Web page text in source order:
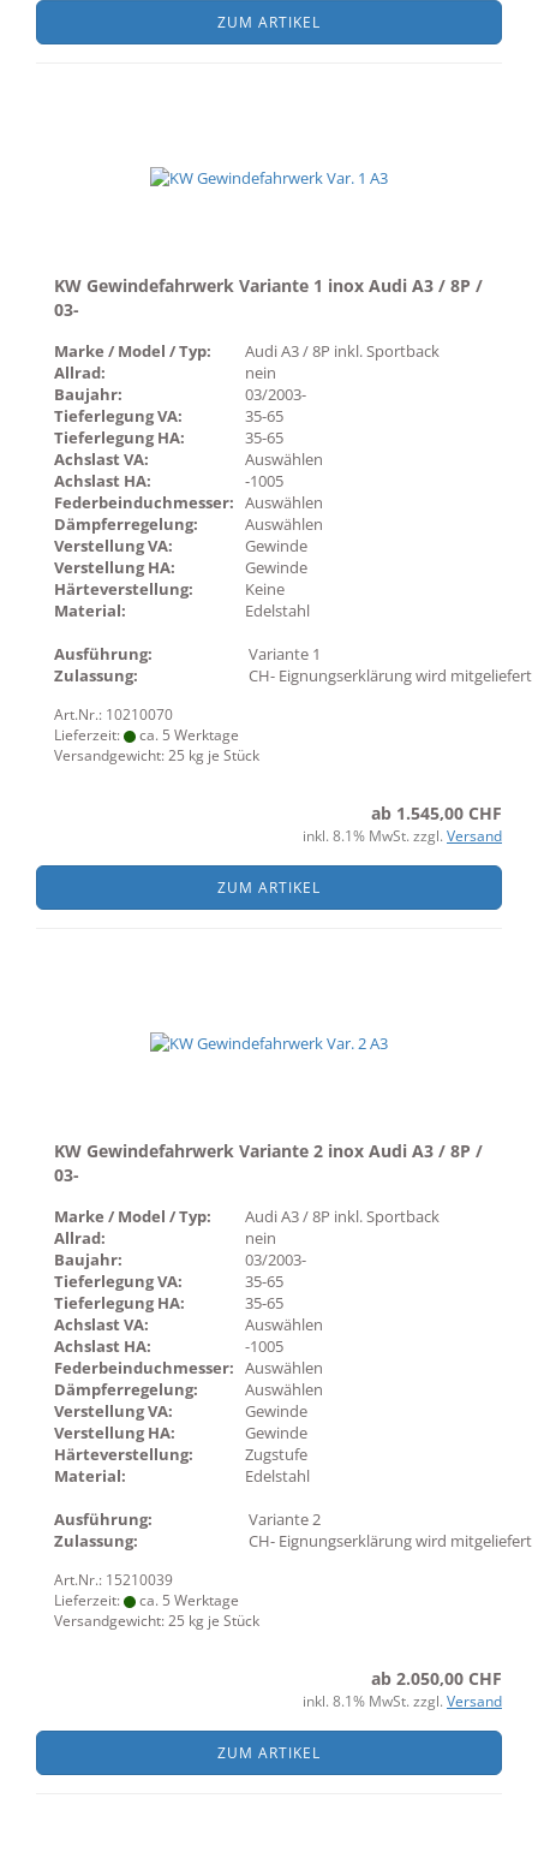
ZUM ARTIKEL
KW Gewindefahrwerk Variante 1 inox Audi A3 / 8P /
03-
Marke / Model / Typ:
Audi A3 / 8P inkl. Sportback
Allrad:
nein
Baujahr:
03/2003-
Tieferlegung VA:
35-65
Tieferlegung HA:
35-65
Achslast VA:
Auswählen
Achslast HA:
-1005
Federbeinduchmesser: Auswählen
Dämpferregelung:
Auswählen
Verstellung VA:
Gewinde
Verstellung HA:
Gewinde
Härteverstellung:
Keine
Material:
Edelstahl
Ausführung:
Variante 1
Zulassung:
CH- Eignungserklärung wird mitgeliefert
Art.Nr.: 10210070
Lieferzeit:
ca. 5 Werktage
Versandgewicht:25 kg je Stück
ab 1.545,00 CHF
inkl. 8.1% MwSt. zzgl. Versand
ZUM ARTIKEL
KW Gewindefahrwerk Variante 2 inox Audi A3 / 8P /
03-
Marke / Model / Typ:
Audi A3 / 8P inkl. Sportback
Allrad:
nein
Baujahr:
03/2003-
Tieferlegung VA:
35-65
Tieferlegung HA:
35-65
Achslast VA:
Auswählen
Achslast HA:
-1005
Federbeinduchmesser: Auswählen
Dämpferregelung:
Auswählen
Verstellung VA:
Gewinde
Verstellung HA:
Gewinde
Härteverstellung:
Zugstufe
Material:
Edelstahl
Ausführung:
Variante 2
Zulassung:
CH- Eignungserklärung wird mitgeliefert
Art.Nr.: 15210039
Lieferzeit:
ca. 5 Werktage
Versandgewicht:25 kg je Stück
ab 2.050,00 CHF
inkl. 8.1% MwSt. zzgl. Versand
ZUM ARTIKEL